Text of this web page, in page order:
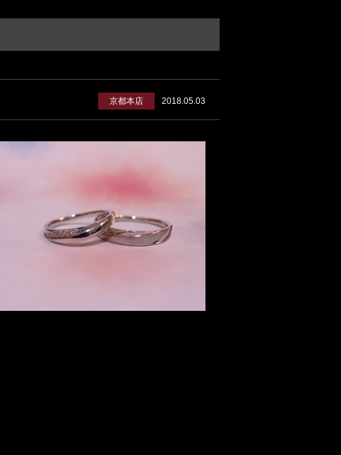
2018.05.03
京都本店